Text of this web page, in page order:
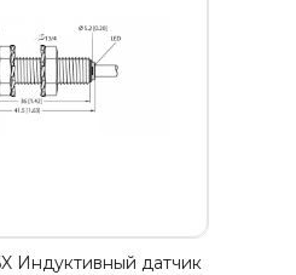
Индуктивный датчик